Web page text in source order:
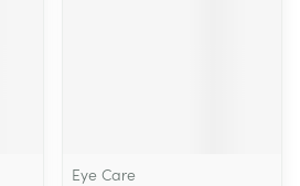
Eye Care